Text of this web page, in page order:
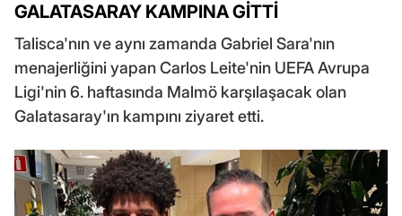
GALATASARAY KAMPINA GİTTİ
Talisca'nın ve aynı zamanda Gabriel Sara'nın
menajerliğini yapan Carlos Leite'nin UEFA Avrupa
Ligi'nin 6. haftasında Malmö karşılaşacak olan
Galatasaray'ın kampını ziyaret etti.